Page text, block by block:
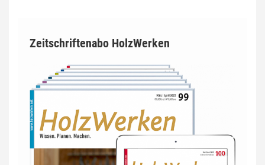
Zeitschriftenabo HolzWerken